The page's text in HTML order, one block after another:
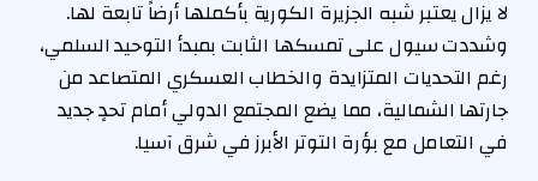
لا يزال يعتبر شبه الجزيرة الكورية بأكملها أرضاً تابعة لها.
وشددت سيول على تمسكها الثابت بمبدأ التوحيد السلمي،
رغم التحديات المتزايدة والخطاب العسكري المتصاعد من
جارتها الشمالية، مما يضع المجتمع الدولي أمام تحدٍ جديد
في التعامل مع بؤرة التوتر الأبرز في شرق آسيا.